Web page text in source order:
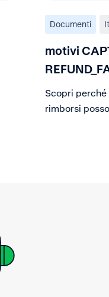
Documenti
motivi
Scopri
rimborsi